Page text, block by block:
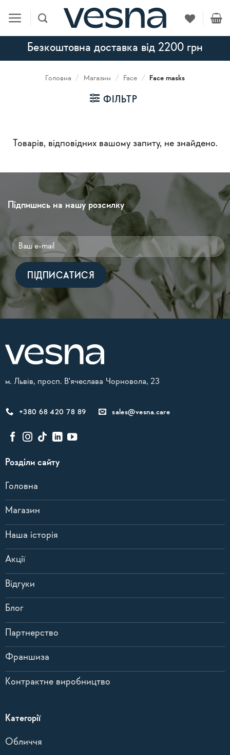
content
Безкоштовна доставка від 2200 грн
Головна / Магазин / Face / Face masks
ФІЛЬТР
Товарів, відповідних вашому запиту, не знайдено.
Підпишись на нашу розсилку
Alternative:
м. Львів, просп. В'ячеслава Чорновола, 23
+380 68 420 78 89 sales@vesna.care
Розділи сайту
Головна
Магазин
Наша історія
Акції
Відгуки
Блог
Партнерство
Франшиза
Контрактне виробництво
Категорії
Обличчя